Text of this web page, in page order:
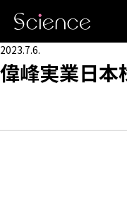
2023.7.6.
偉峰実業日本